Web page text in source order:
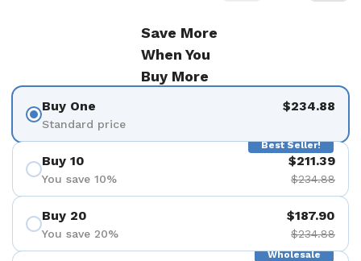
Save More
When You
Buy More
Buy One
Standard price
$234.88
Best Seller!
Buy 10
You save 10%
$211.39
$234.88
Buy 20
You save 20%
$187.90
$234.88
Wholesale